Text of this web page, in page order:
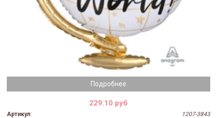
Подробнее
229.10 руб
Артикул:
1207-3843